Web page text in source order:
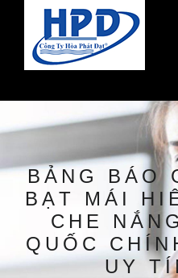
BẢNG BÁO
BẠT MÁI
CHE
QUỐC
UY